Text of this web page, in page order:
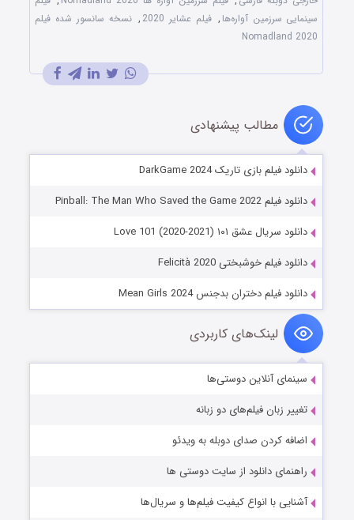
سینمایی سرزمین آواره‌ها , فیلم عشایر 2020 , نسخه سانسور شده فیلم
Nomadland 2020
مطالب پیشنهادی
دانلود فیلم بازی تاریک DarkGame 2024
دانلود فیلم Pinball: The Man Who Saved the Game 2022
دانلود سریال عشق ۱۰۱ Love 101 (2020-2021)
دانلود فیلم خوشبختی Felicità 2020
دانلود فیلم دختران بدجنس Mean Girls 2024
لینک‌های کاربردی
سینمای آنلاین دوستی‌ها
تغییر زبان فیلم‌های دو زبانه
اضافه کردن صدای دوبله به ویدئو
راهنمای دانلود از سایت دوستی ها
آشنایی با انواع کیفیت فیلم‌ها و سریال‌ها